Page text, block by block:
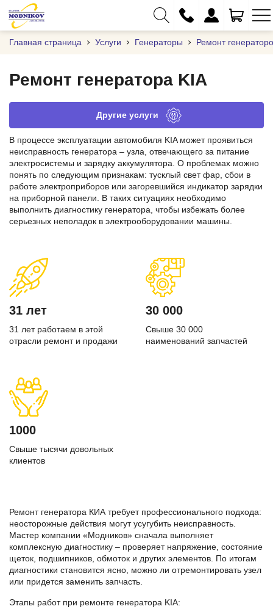
+375 (29) 333-01-01
+375 (17) 373-97-09
+375 (29) 262-61-18
info@modnikov.com
Главная страница Услуги Генераторы Ремонт
Ремонт генератора KIA
Другие услуги
В процессе эксплуатации автомобиля KIA может проявиться
неисправность генератора – узла, отвечающего за питание
электросистемы и зарядку аккумулятора. О проблемах можно
понять по следующим признакам: тусклый свет фар, сбои в
работе электроприборов или загоревшийся индикатор зарядки
на приборной панели. В таких ситуациях необходимо
выполнить диагностику генератора, чтобы избежать более
серьезных неполадок в электрооборудовании машины.
31 лет
31 лет работаем в этой
отрасли ремонт и продажи
30 000
Свыше 30 000
наименований запчастей
1000
Свыше тысячи довольных
клиентов
Ремонт генератора КИА требует профессионального подхода:
неосторожные действия могут усугубить неисправность.
Мастер компании «Модников» сначала выполняет
комплексную диагностику – проверяет напряжение, состояние
щеток, подшипников, обмоток и других элементов. По итогам
диагностики становится ясно, можно ли отремонтировать узел
или придется заменить запчасть.
Этапы работ при ремонте генератора KIA: